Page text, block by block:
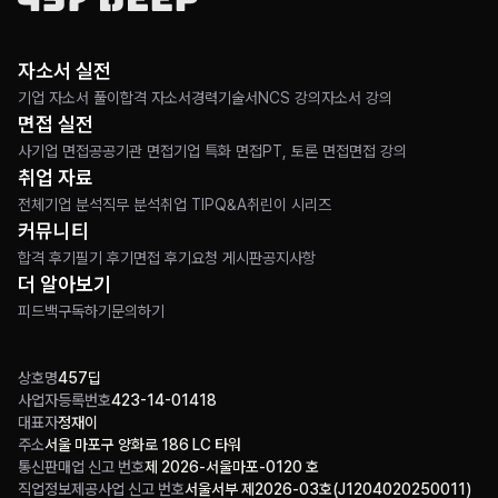
상호명457딥
사업자등록번호423-14-01418
대표자정재이
주소서울 마포구 양화로 186 LC 타워
통신판매업 신고 번호제 2026-서울마포-0120 호
직업정보제공사업 신고 번호서울서부 제2026-03호(J1204020250011)
자소서 실전
기업 자소서 풀이 합격 자소서경력기술서 NCS 강의자소서 강의
면접 실전
사기업 면접공공기관 면접기업 특화 면접PT, 토론 면접면접 강의
취업 자료
전체 기업 분석직무 분석취업 TIPQ&A취린이 시리즈
커뮤니티
합격 후기 필기 후기 면접 후기 요청 게시판공지사항
더 알아보기
피드백구독하기 문의하기